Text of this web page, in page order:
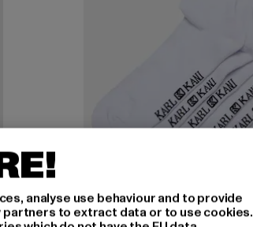
analyse use behaviour and to provide
to extract data or to use cookies.